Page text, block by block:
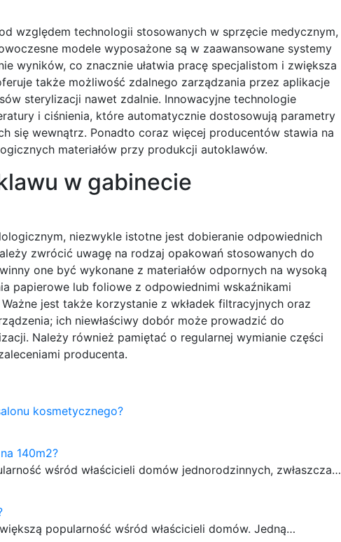
względem technologii stosowanych w sprzęcie medycznym,
modele wyposażone są w zaawansowane systemy
wyników, co znacznie ułatwia pracę specjalistom i zwiększa
także możliwość zdalnego zarządzania przez aplikacje
sterylizacji nawet zdalnie. Innowacyjne technologie
i ciśnienia, które automatycznie dostosowują parametry
się wewnątrz. Ponadto coraz więcej producentów stawia na
materiałów przy produkcji autoklawów.
w gabinecie
niezwykle istotne jest dobieranie odpowiednich
zwrócić uwagę na rodzaj opakowań stosowanych do
one być wykonane z materiałów odpornych na wysoką
papierowe lub foliowe z odpowiednimi wskaźnikami
jest także korzystanie z wkładek filtracyjnych oraz
ich niewłaściwy dobór może prowadzić do
Należy również pamiętać o regularnej wymianie części
producenta.
kosmetycznego?
140m2?
wśród właścicieli domów jednorodzinnych, zwłaszcza…
popularność wśród właścicieli domów. Jedną…